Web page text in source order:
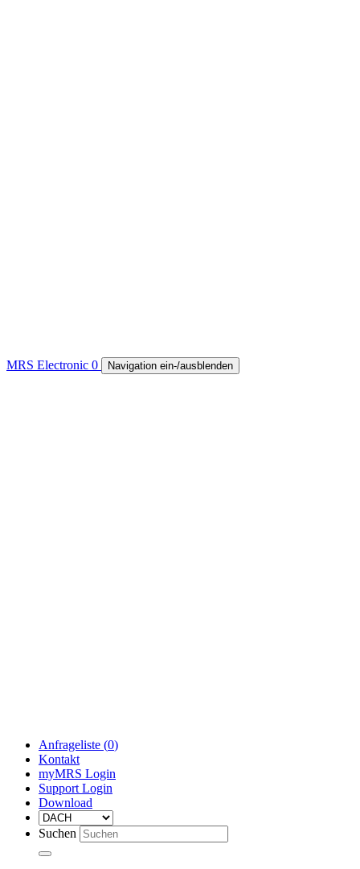
MRS Electronic 0 Navigation ein-/ausblenden
Anfrageliste (0)
Kontakt
myMRS Login
Support Login
Download
Suchen